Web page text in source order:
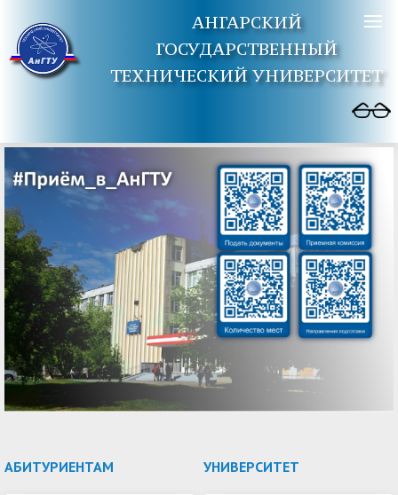
АНГАРСКИЙ
ГОСУДАРСТВЕННЫЙ
ТЕХНИЧЕСКИЙ УНИВЕРСИТЕТ
АБИТУРИЕНТАМ УНИВЕРСИТЕТ